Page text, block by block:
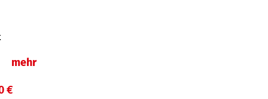
mehr
€